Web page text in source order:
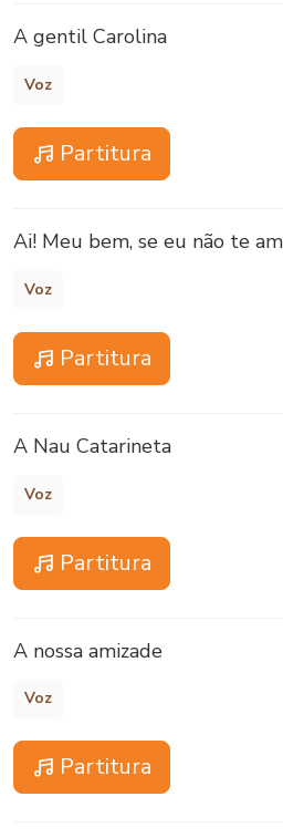
A gentil Carolina
Voz
Partitura
Ai! Meu bem, se eu não te
Voz
Partitura
A Nau Catarineta
Voz
Partitura
A nossa amizade
Voz
Partitura